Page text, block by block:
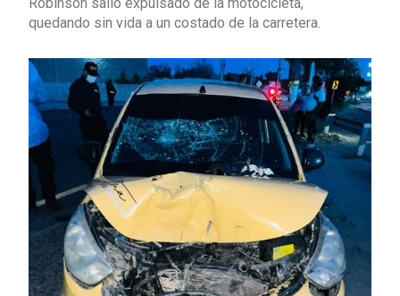
quedando sin vida a un costado de la carretera.